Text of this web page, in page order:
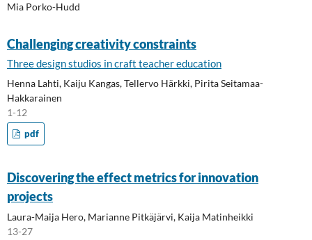
Mia Porko-Hudd
Challenging creativity constraints
Three design studios in craft teacher education
Henna Lahti, Kaiju Kangas, Tellervo Härkki, Pirita Seitamaa-
Hakkarainen
1-12
pdf
Discovering the effect metrics for innovation
projects
Laura-Maija Hero, Marianne Pitkäjärvi, Kaija Matinheikki
13-27